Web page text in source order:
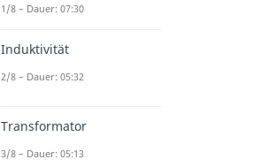
1/8 – Dauer: 07:30
Induktivität
2/8 – Dauer: 05:32
Transformator
3/8 – Dauer: 05:13